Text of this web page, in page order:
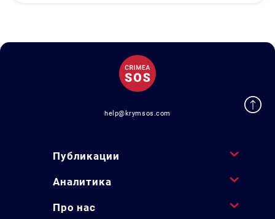
help@krymsos.com
Публикации
Аналитика
Про нас